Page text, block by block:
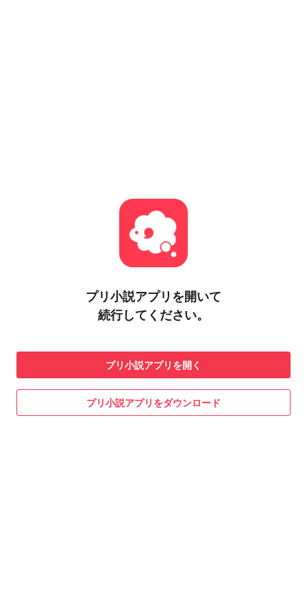
プリ小説アプリを開いて
続行してください。
プリ小説アプリを開く
プリ小説アプリをダウンロード